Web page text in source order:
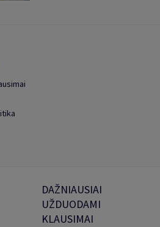
DAŽNIAUSIAI
UŽDUODAMI
KLAUSIMAI